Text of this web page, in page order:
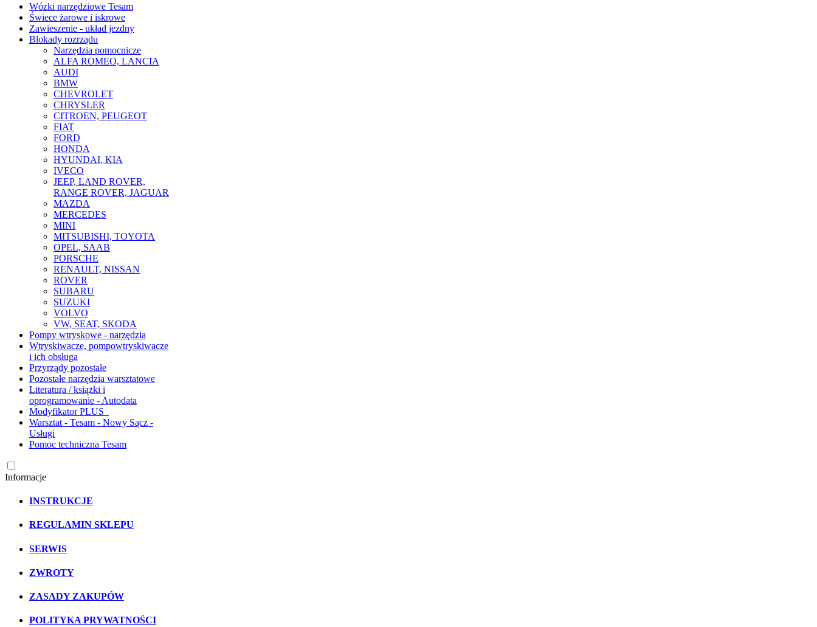
Wózki narzędziowe Tesam
Świece żarowe i iskrowe
Zawieszenie - układ jezdny
Blokady rozrządu
Narzędzia pomocnicze
ALFA ROMEO, LANCIA
AUDI
BMW
CHEVROLET
CHRYSLER
CITROEN, PEUGEOT
FIAT
FORD
HONDA
HYUNDAI, KIA
IVECO
JEEP, LAND ROVER,
RANGE ROVER, JAGUAR
MAZDA
MERCEDES
MINI
MITSUBISHI, TOYOTA
OPEL, SAAB
PORSCHE
RENAULT, NISSAN
ROVER
SUBARU
SUZUKI
VOLVO
VW, SEAT, SKODA
Pompy wtryskowe - narzędzia
Wtryskiwacze, pompowtryskiwacze
i ich obsługa
Przyrządy pozostałe
Pozostałe narzędzia warsztatowe
Literatura / książki i
oprogramowanie - Autodata
Modyfikator PLUS
Warsztat - Tesam - Nowy Sącz -
Usługi
Pomoc techniczna Tesam
Informacje
INSTRUKCJE
REGULAMIN SKLEPU
SERWIS
ZWROTY
ZASADY ZAKUPÓW
POLITYKA PRYWATNOŚCI